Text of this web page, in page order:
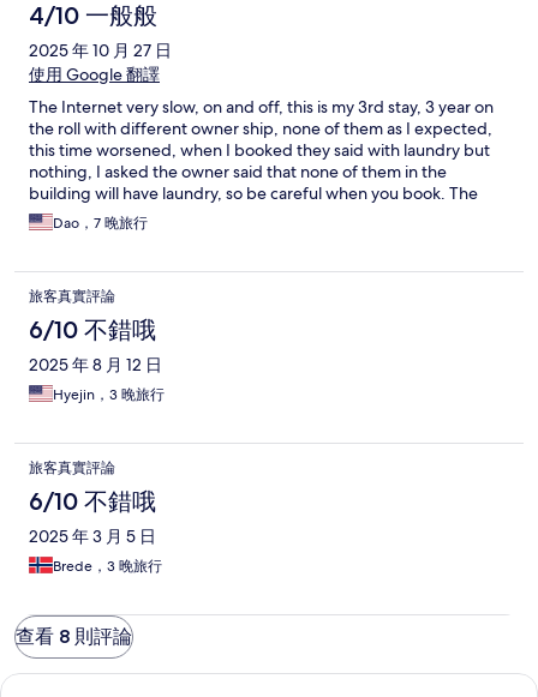
4/10 一般般
2025 年 10 月 27 日
使用 Google 翻譯
The Internet very slow, on and off, this is my 3rd stay, 3 year on
the roll with different owner ship, none of them as I expected,
this time worsened, when I booked they said with laundry but
nothing, I asked the owner said that none of them in the
building will have laundry, so be careful when you book. The
bathroom water so weak for the shower, and I hope they can
keep it clean better.
Dao，7 晚旅行
旅客真實評論
6/10 不錯哦
2025 年 8 月 12 日
Hyejin，3 晚旅行
旅客真實評論
6/10 不錯哦
2025 年 3 月 5 日
Brede，3 晚旅行
查看 8 則評論